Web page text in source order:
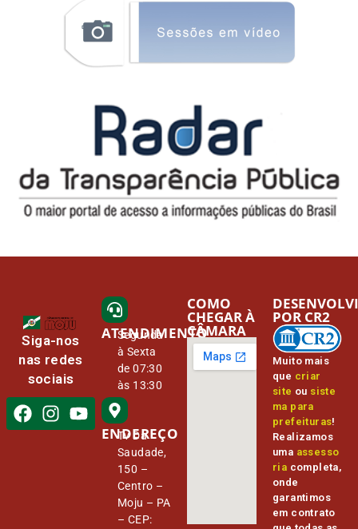
Siga-nos
nas redes
sociais
ATENDIMENTO
Segunda
à Sexta
de 07:30
às 13:30
ENDEREÇO
Tv Da
Saudade,
150 –
Centro –
Moju – PA
– CEP:
COMO
CHEGAR À
CÂMARA
Muito mais
que criar
site ou siste
ma para
prefeituras!
Realizamos
uma assesso
ria completa,
onde
garantimos
em contrato
POR CR2